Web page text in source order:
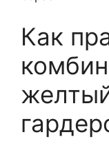
Как